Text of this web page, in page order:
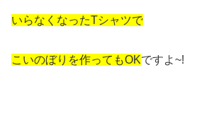
いらなくなったTシャツで
こいのぼりを作ってもOKですよ~!